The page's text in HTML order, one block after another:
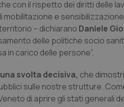
con il rispetto dei diritti delle
e
– dichiarano Daniele
delle politiche socio
in carico delle persone”.
svolta decisiva, che
sulle nostre strutture.
di aprire gli stati generali
Nome